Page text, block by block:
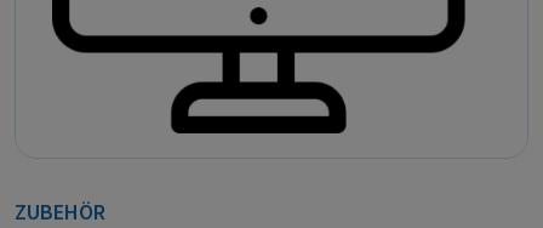
ZUBEHÖR